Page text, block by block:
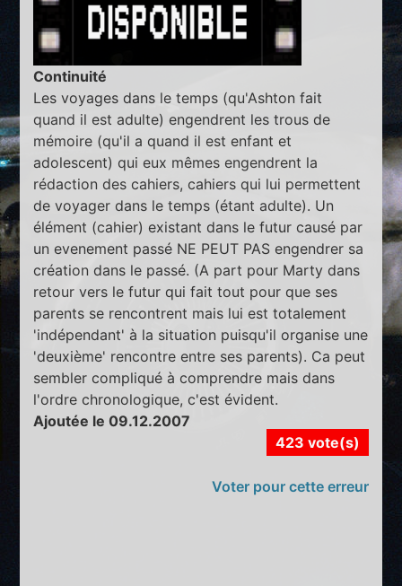
Continuité
Les voyages dans le temps (qu'Ashton fait
quand il est adulte) engendrent les trous de
mémoire (qu'il a quand il est enfant et
adolescent) qui eux mêmes engendrent la
rédaction des cahiers, cahiers qui lui permettent
de voyager dans le temps (étant adulte). Un
élément (cahier) existant dans le futur causé par
un evenement passé NE PEUT PAS engendrer sa
création dans le passé. (A part pour Marty dans
retour vers le futur qui fait tout pour que ses
parents se rencontrent mais lui est totalement
'indépendant' à la situation puisqu'il organise une
'deuxième' rencontre entre ses parents). Ca peut
sembler compliqué à comprendre mais dans
l'ordre chronologique, c'est évident.
Ajoutée le 09.12.2007
423 vote(s)
Voter pour cette erreur